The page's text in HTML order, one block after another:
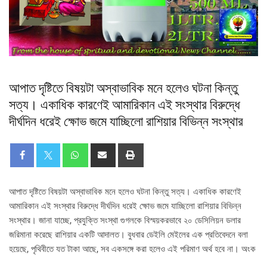
আপাত দৃষ্টিতে বিষয়টা অস্বাভাবিক মনে হলেও ঘটনা কিন্তু
সত্য। একাধিক কারণেই আমারিকান এই সংস্থার বিরুদ্ধে
দীর্ঘদিন ধরেই ক্ষোভ জমে যাচ্ছিলো রাশিয়ার বিভিন্ন সংস্থার
আপাত দৃষ্টিতে বিষয়টা অস্বাভাবিক মনে হলেও ঘটনা কিন্তু সত্য। একাধিক কারণেই
আমারিকান এই সংস্থার বিরুদ্ধে দীর্ঘদিন ধরেই ক্ষোভ জমে যাচ্ছিলো রাশিয়ার বিভিন্ন
সংস্থার। জানা যাচ্ছে, প্রযুক্তি সংস্থা গুগলকে বিস্ময়করভাবে ২০ ডেসিলিয়ন ডলার
জরিমানা করেছে রাশিয়ার একটি আদালত। বুধবার ডেইলি মেইলের এক প্রতিবেদনে বলা
হয়েছে, পৃথিবীতে যত টাকা আছে, সব একসঙ্গে করা হলেও এই পরিমাণ অর্থ হবে না। অংক